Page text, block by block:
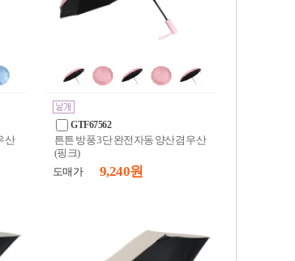
산
GTF67562
튼튼 방풍 3단 완전자동 양산겸 우산
(핑크)
도매가
9,240 원